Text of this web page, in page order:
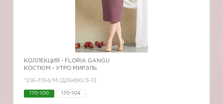
КОЛЛЕКЦИЯ - FLORIA GANGU
КОСТЮМ - УТРО МИРЭЛЬ
*216-7154/М/Д26490/3-13
170-100 170-104